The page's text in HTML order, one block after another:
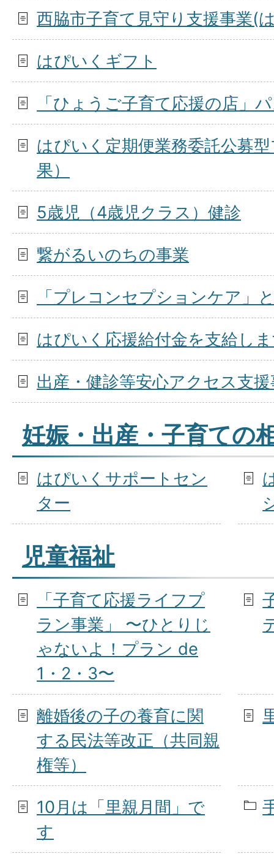
西脇市子育て見守り支援事業(
はぴいくギフト
「ひょうご子育て応援の店」
はぴいく定期便業務委託公募
果）
5歳児（4歳児クラス）健診
繋がるいのちの事業
「プレコンセプションケア」
はぴいく応援給付金を支給し
出産・健診等安心アクセス支
妊娠・出産・子育ての
はぴいくサポートセン
ター
児童福祉
「子育て応援ライフプ
ラン事業」 〜ひとりじ
ゃないよ！プラン de
1・2・3〜
離婚後の子の養育に関
する民法等改正（共同親
権等）
10月は「里親月間」で
す